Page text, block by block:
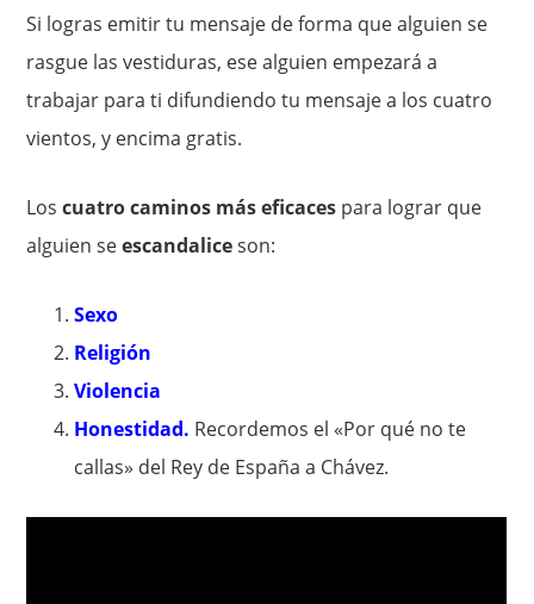
Si logras emitir tu mensaje de forma que alguien se
rasgue las vestiduras, ese alguien empezará a
trabajar para ti difundiendo tu mensaje a los cuatro
vientos, y encima gratis.
Loscuatro caminos más eficaces para lograr que
alguien seescandaliceson:
Sexo
Religión
Violencia
Honestidad. Recordemos el «Por qué no te
callas» del Rey de España a Chávez.